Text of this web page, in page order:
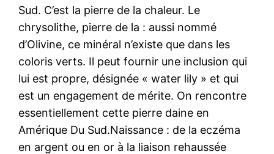
Sud. C’est la pierre de la chaleur. Le
chrysolithe, pierre de la : aussi nommé
d’Olivine, ce minéral n’existe que dans les
coloris verts. Il peut fournir une inclusion qui
lui est propre, désignée « water lily » et qui
est un engagement de mérite. On rencontre
essentiellement cette pierre daine en
Amérique Du Sud.Naissance : de la eczéma
en argent ou en or à la liaison rehaussée